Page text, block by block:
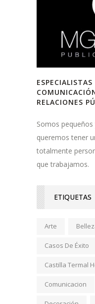
RELACIONES
Somos
queremos tener
totalmente
que trabajamos.
ETIQUETAS
Arte
Casos De Éxito
Castilla Termal
Comunicacion